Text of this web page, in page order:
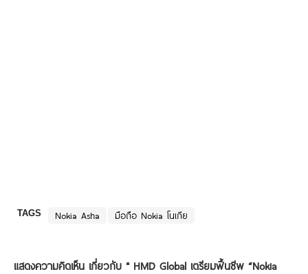
TAGS Nokia Asha มือถือ Nokia โนเกีย
แสดงความคิดเห็น เกี่ยวกับ " HMD Global เตรียมฟื้นชีพ “Nokia